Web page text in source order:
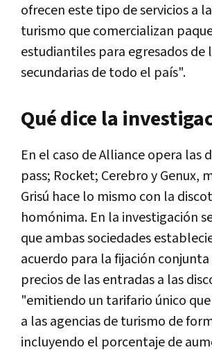
ofrecen este tipo de servicios a
turismo que comercializan
estudiantiles para egresados de
secundarias de todo el país".
Qué dice la
En el caso de Alliance opera las
pass; Rocket; Cerebro y Genux,
Grisú hace lo mismo con la
homónima. En la investigación
que ambas sociedades
acuerdo para la fijación
precios de las entradas a las
"emitiendo un tarifario único
a las agencias de turismo de
incluyendo el porcentaje de